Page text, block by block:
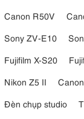
Canon R50V
Sony ZV-E10
Fujifilm X-S20
Nikon Z5 II
Đèn chụp studio